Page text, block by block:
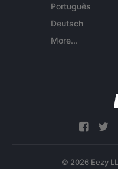
Português
Deutsch
More...
© 2026 Eezy